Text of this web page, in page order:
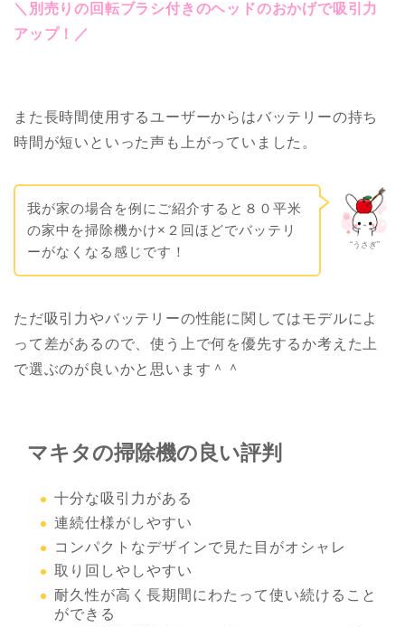
＼別売りの回転ブラシ付きのヘッドのおかげで吸引力
アップ！／
また長時間使用するユーザーからはバッテリーの持ち
時間が短いといった声も上がっていました。
“うさぎ”
我が家の場合を例にご紹介すると８０平米
の家中を掃除機かけ×２回ほどでバッテリ
ーがなくなる感じです！
ただ吸引力やバッテリーの性能に関してはモデルによ
って差があるので、使う上で何を優先するか考えた上
で選ぶのが良いかと思います＾＾
マキタの掃除機の良い評判
十分な吸引力がある
連続仕様がしやすい
コンパクトなデザインで見た目がオシャレ
取り回しやしやすい
耐久性が高く長期間にわたって使い続けること
ができる